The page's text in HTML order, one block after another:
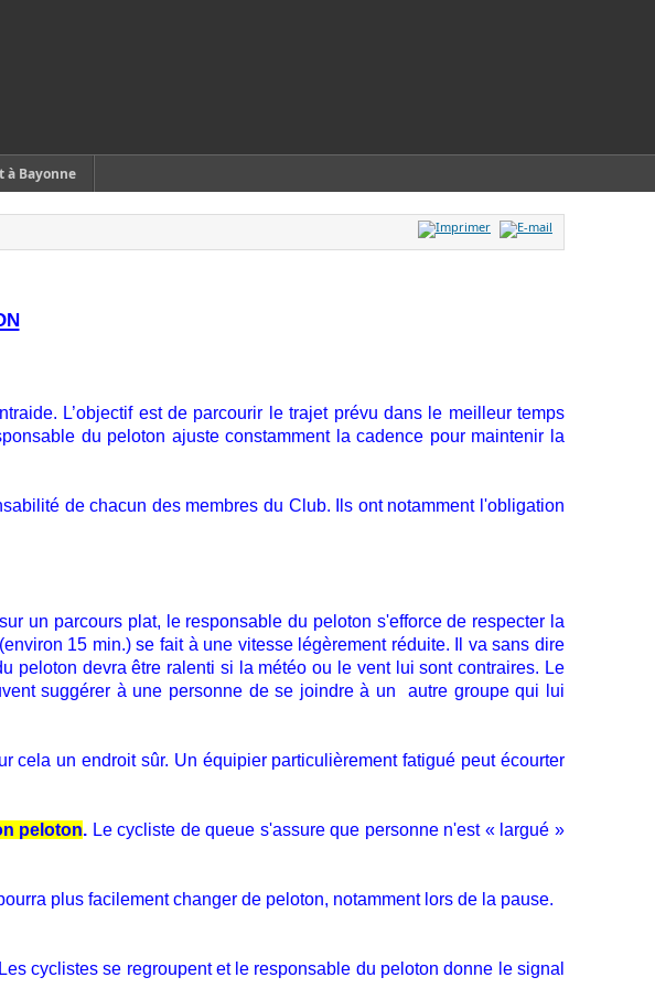
à Bayonne
L’objectif est de parcourir le trajet prévu dans le meilleur temps
du peloton ajuste constamment la cadence pour maintenir la
de chacun des membres du Club. Ils ont notamment l'obligation
un parcours plat, le responsable du peloton s'efforce de respecter la
15 min.) se fait à une vitesse légèrement réduite. Il va sans dire
peloton devra être ralenti si la météo ou le vent lui sont contraires. Le
suggérer à une personne de se joindre à un autre groupe qui lui
cela un endroit sûr. Un équipier particulièrement fatigué peut écourter
peloton. Le cycliste de queue s'assure que personne n'est « largué »
plus facilement changer de peloton, notamment lors de la pause.
Les cyclistes se regroupent et le responsable du peloton donne le signal